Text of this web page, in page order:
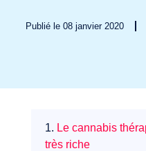
Secteurs
Publié le 08 janvier 2020
1. Le cannabis
très riche